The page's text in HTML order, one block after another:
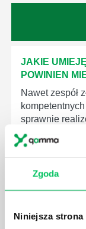
Zgoda
Niniejsza
JAKIE
POWINIEN
Nawet zespół
sprawnie
nim
niezbędna jest